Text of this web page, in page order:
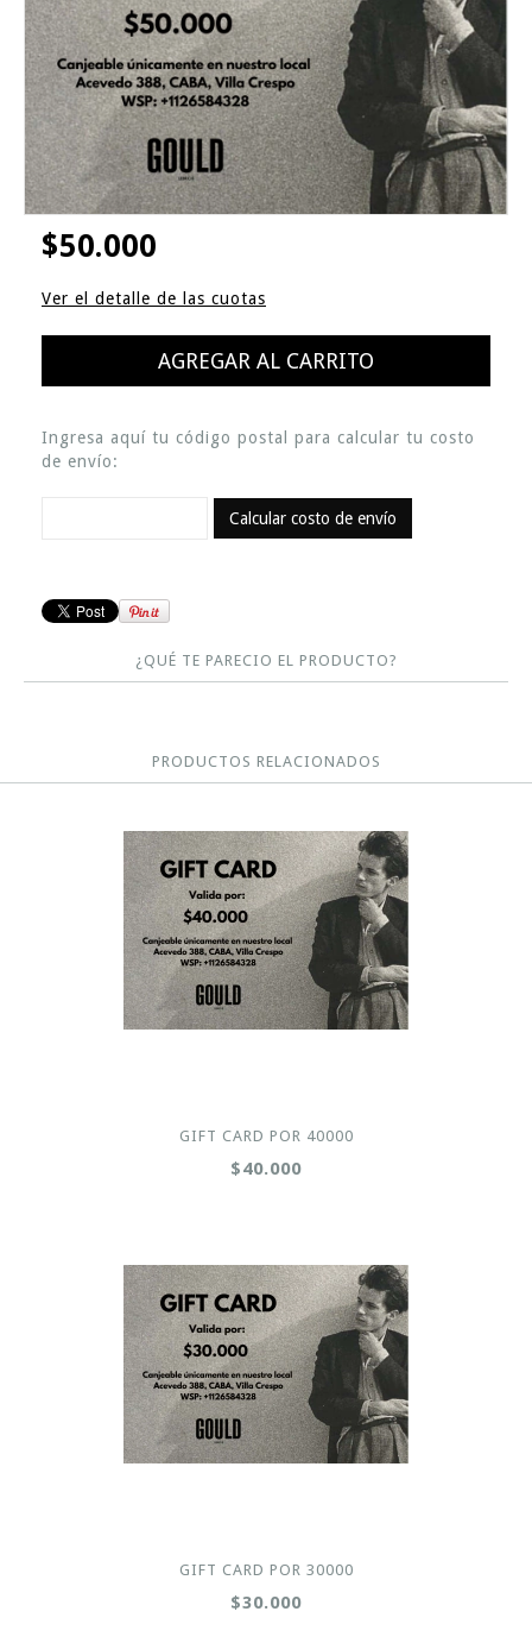
$50.000
Ver el detalle de las cuotas
Ingresa aquí tu código postal para calcular tu costo
de envío:
Calcular costo de envío
¿QUÉ TE PARECIO EL PRODUCTO?
PRODUCTOS RELACIONADOS
GIFT CARD POR 40000
$40.000
GIFT CARD POR 30000
$30.000